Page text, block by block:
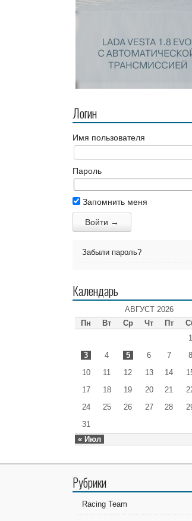
Логин
Имя пользователя
Пароль
Запомнить меня
Забыли пароль?
Календарь
АВГУСТ 2026
Пн
Вт Ср Чт Пт
« Июл
1
3
4 5 6 7 8
10
11 12 13 14
17
18 19 20 21
24
25 26 27 28
31
Рубрики
Racing Team